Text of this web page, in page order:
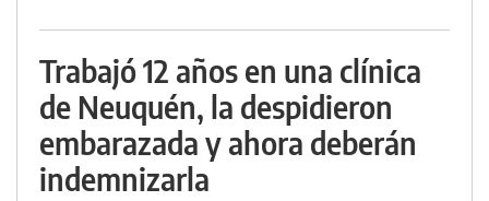
Trabajó 12 años en una clínica
de Neuquén, la despidieron
embarazada y ahora deberán
indemnizarla